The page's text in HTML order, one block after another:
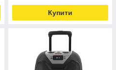
Купити